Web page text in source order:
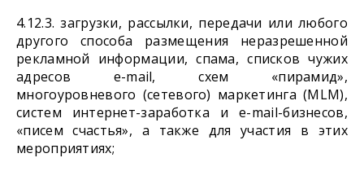
4.12.3. загрузки, рассылки, передачи или любого
другого способа размещения неразрешенной
рекламной информации, спама, списков чужих
адресов e-mail, схем «пирамид»,
многоуровневого (сетевого) маркетинга (MLM),
систем интернет-заработка и e-mail-бизнесов,
«писем счастья», а также для участия в этих
мероприятиях;